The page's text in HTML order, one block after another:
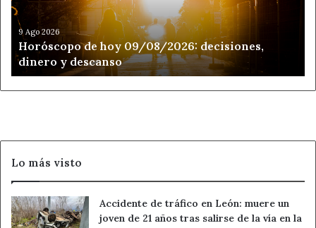
17 y 18 enero
Exhibición patinaje artístico equipo nacional.
Hora: 16:30 / 18:30 horas.
Gala final de cierre de la campaña.
Fuente Ayuntamiento de León
y
descanso
9 Ago 2026
Horóscopo de hoy 09/08/2026: decisiones,
dinero y descanso
Lo más visto
Accidente de tráfico en León: muere un
joven de 21 años tras salirse de la vía en la